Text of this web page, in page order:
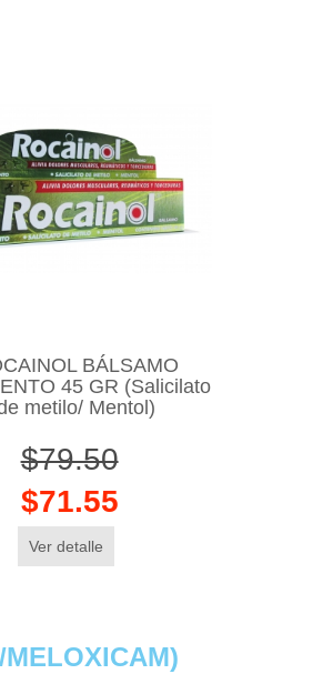
BÁLSAMO
45 GR (Salicilato
metilo/ Mentol)
$79.50
$71.55
Ver detalle